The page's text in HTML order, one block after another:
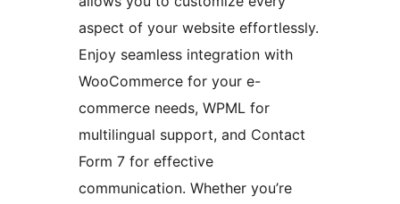
aspect of your website effortlessly.
Enjoy seamless integration with
WooCommerce for your e-
commerce needs, WPML for
multilingual support, and Contact
Form 7 for effective
communication. Whether you’re